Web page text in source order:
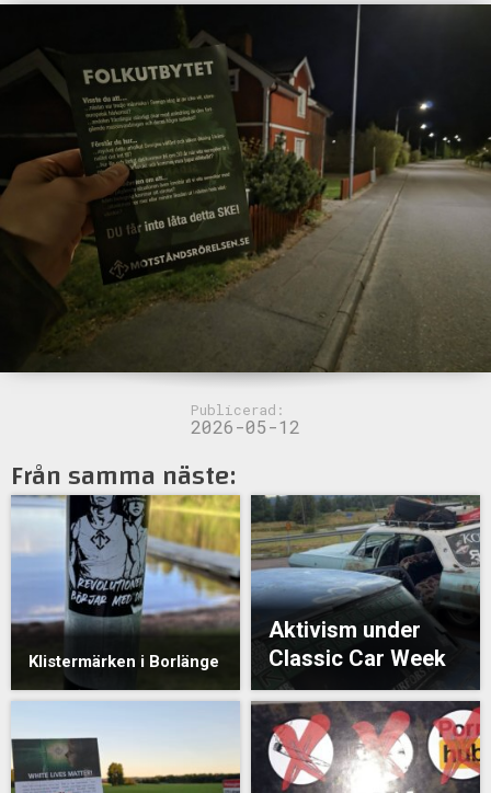
Publicerad:
2026-05-12
Från samma näste:
Klistermärken i Borlänge
Aktivism under
Classic Car Week